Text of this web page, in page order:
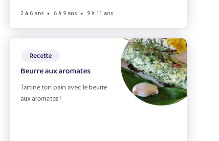
2 à 6 ans 6 à 9 ans 9 à 11 ans
Recette
Beurre aux aromates
Tartine ton pain avec le beurre
aux aromates !